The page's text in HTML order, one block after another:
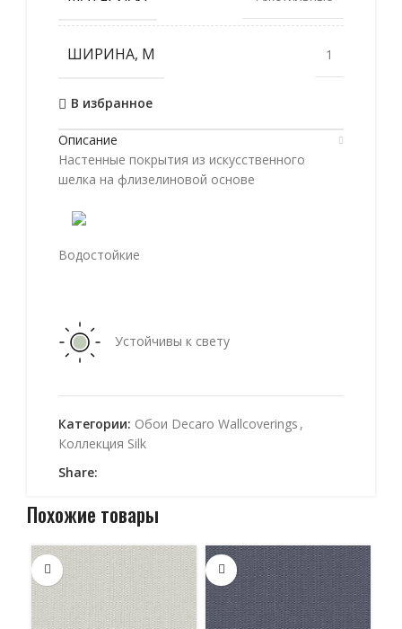
ШИРИНА, М 1
В избранное
Описание
Настенные покрытия из искусственного
шелка на флизелиновой основе
Водостойкие
Устойчивы к свету
Категории: Обои Decaro Wallcoverings ,
Коллекция Silk
Share:
Похожие товары